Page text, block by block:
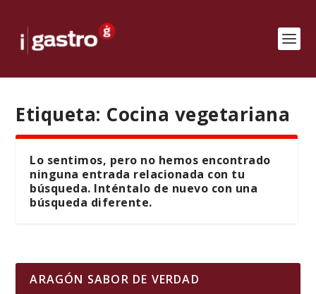
Etiqueta: Cocina vegetariana
Lo sentimos, pero no hemos encontrado
ninguna entrada relacionada con tu
búsqueda. Inténtalo de nuevo con una
búsqueda diferente.
ARAGÓN SABOR DE VERDAD